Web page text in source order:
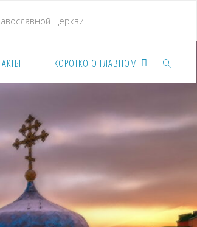
Церкви
КОРОТКО О ГЛАВНОМ